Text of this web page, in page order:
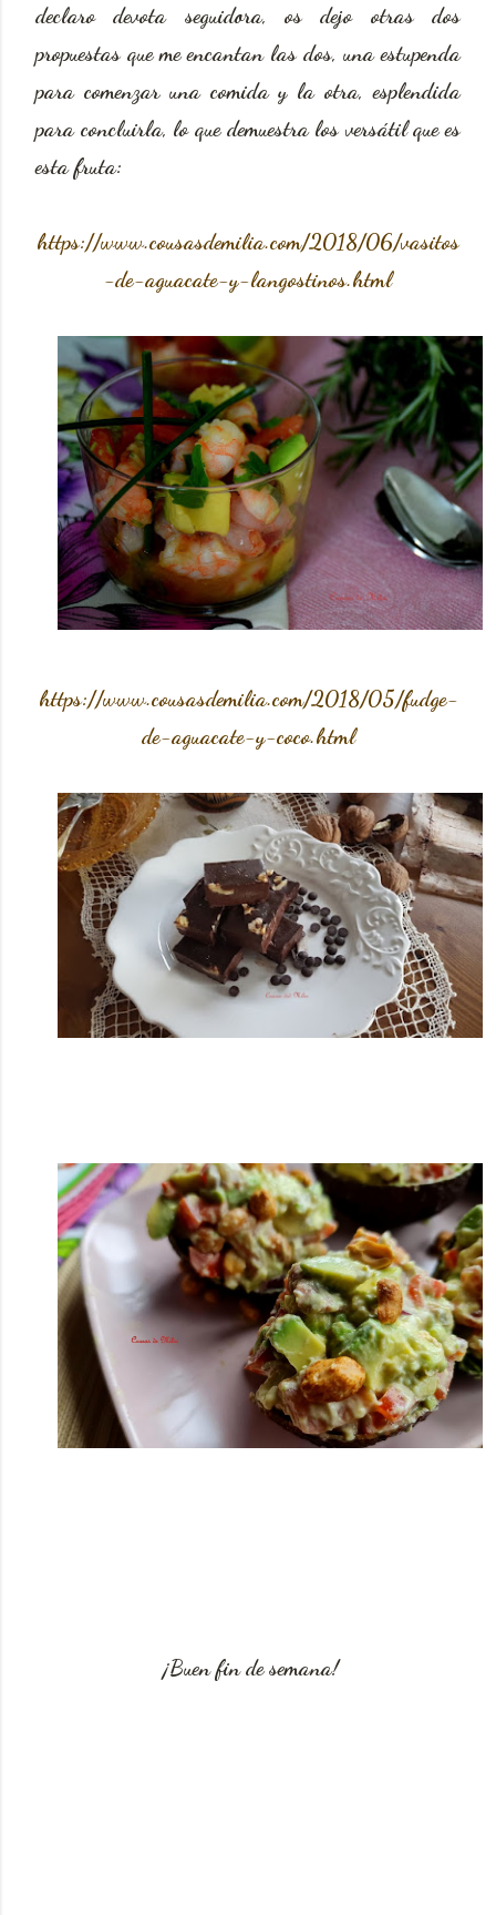
declaro devota seguidora, os dejo otras dos
propuestas que me encantan las dos, una estupenda
para comenzar una comida y la otra, esplendida
para concluirla, lo que demuestra los versátil que es
esta fruta:
https://www.cousasdemilia.com/2018/06/vasitos
-de-aguacate-y-langostinos.html
https://www.cousasdemilia.com/2018/05/fudge-
de-aguacate-y-coco.html
¡Buen fin de semana!